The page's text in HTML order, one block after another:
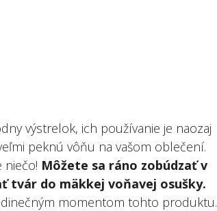
výstrelok, ich používanie je naozaj
peknú vôňu na vašom oblečení.
niečo! Môžete sa ráno zobúdzať v
tvár do mäkkej voňavej osušky.
momentom tohto produktu.